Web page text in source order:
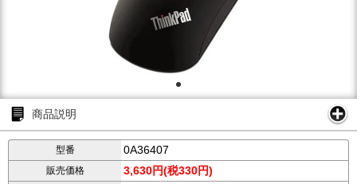
商品説明
型番 0A36407
販売価格 3,630円(税330円)